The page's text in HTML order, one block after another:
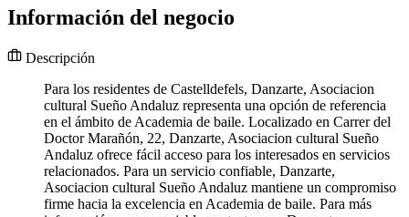
Información del negocio
Descripción
Para los residentes de Castelldefels, Danzarte, Asociacion
cultural Sueño Andaluz representa una opción de referencia
en el ámbito de Academia de baile. Localizado en Carrer del
Doctor Marañón, 22, Danzarte, Asociacion cultural Sueño
Andaluz ofrece fácil acceso para los interesados en servicios
relacionados. Para un servicio confiable, Danzarte,
Asociacion cultural Sueño Andaluz mantiene un compromiso
firme hacia la excelencia en Academia de baile. Para más